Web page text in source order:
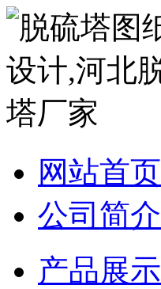
网站首页
公司简介
产品展示